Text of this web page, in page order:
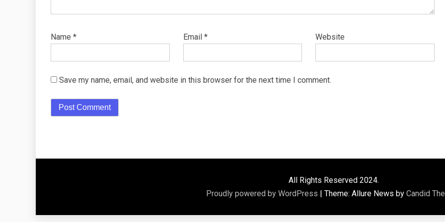
Name * Email * Website
Save my name, email, and website in this browser for the next time I comment.
All Rights Reserved 2024.
Proudly powered by WordPress
Theme: Allure News by Candid